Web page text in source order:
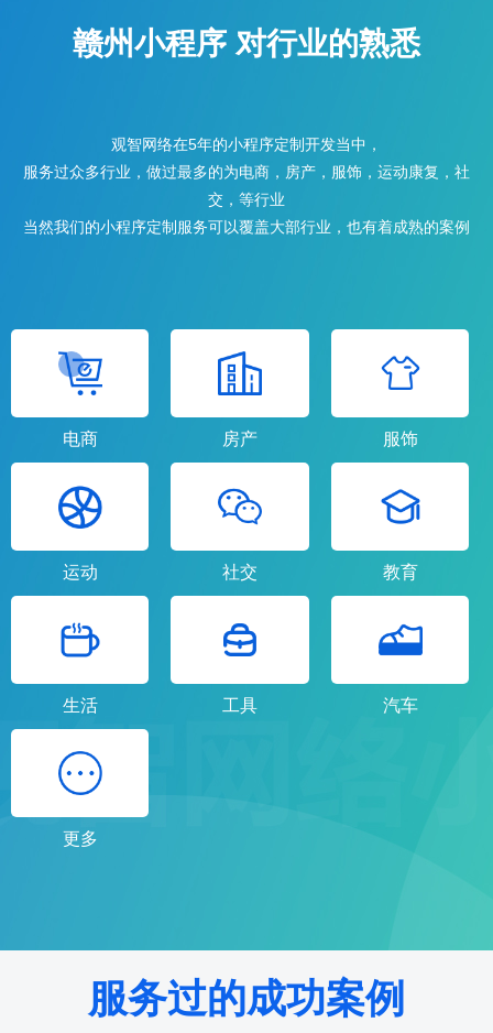
赣州小程序 对行业的熟悉
观智网络在5年的小程序定制开发当中，
服务过众多行业，做过最多的为电商，房产，服饰，运动康复，社
交，等行业
当然我们的小程序定制服务可以覆盖大部行业，也有着成熟的案例
电商 房产 服饰
运动 社交 教育
生活 工具 汽车
更多
服务过的成功案例